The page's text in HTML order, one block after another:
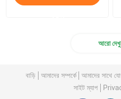
আরো
বাড়ি আমাদের সম্পর্কে আমাদের সাথে
সাইট ম্যাপ